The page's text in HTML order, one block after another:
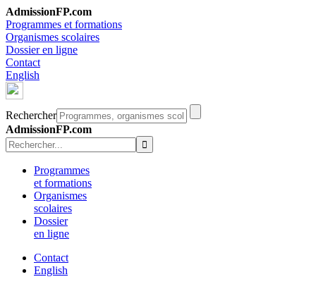
AdmissionFP.com
Programmes et formations
Organismes scolaires
Dossier en ligne
Contact
English
Rechercher
AdmissionFP.com
Programmes
et formations
Organismes
scolaires
Dossier
en ligne
Contact
English